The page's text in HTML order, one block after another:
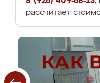
рассчитает